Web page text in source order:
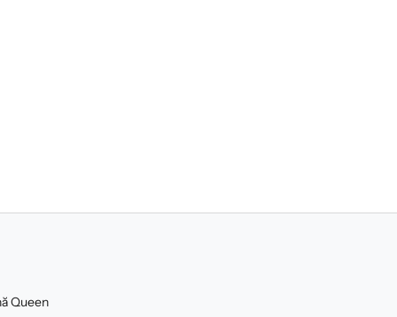
Queen